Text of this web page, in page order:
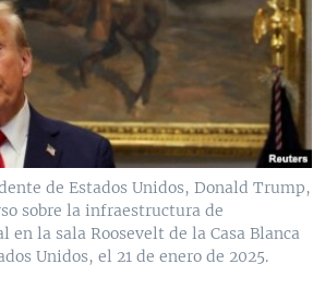
Y CULTURA
AL DÍA
de Estados Unidos, Donald Trump,
sobre la infraestructura de
la sala Roosevelt de la Casa Blanca
Unidos, el 21 de enero de 2025.